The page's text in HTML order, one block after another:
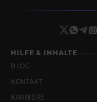
HILFE & INHALTE
BLOG
KONTAKT
KARRIERE